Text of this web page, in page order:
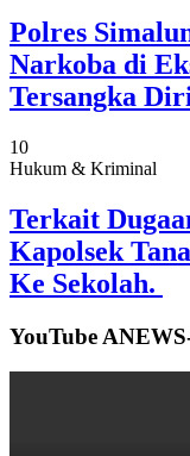
Polres
Narkoba di
Tersangka
10
Hukum & Kriminal
Terkait
Kapolsek
Ke Sekolah.
YouTube